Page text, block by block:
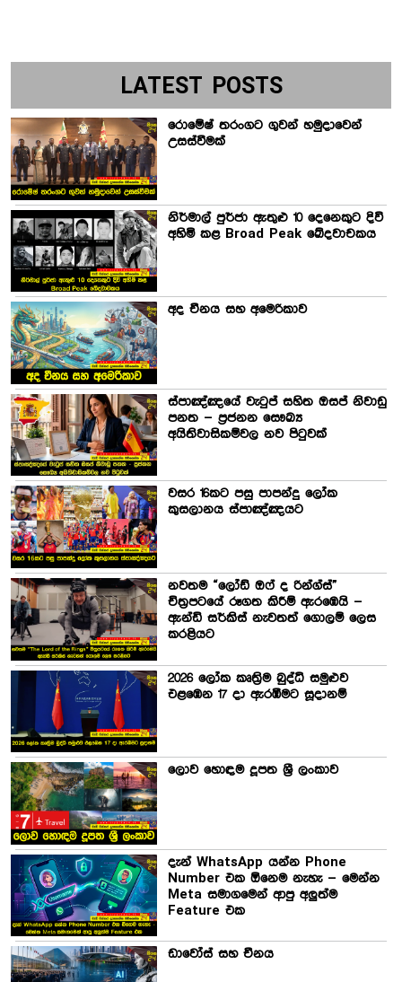
LATEST POSTS
රොමේෂ් තරංගට ගුවන් හමුදාවෙන්
උසස්වීමක්
නිර්මාල් පුර්ජා ඇතුළු 10 දෙනෙකුට දිවි
අහිමි කළ Broad Peak ඛේදවාචකය
අද චීනය සහ අමෙරිකාව
ස්පාඤ්ඤයේ වැටුප් සහිත ඔසප් නිවාඩු
පනත – ප්‍රජනන සෞඛ්‍ය
අයිතිවාසිකම්වල නව පිටුවක්
වසර 16කට පසු පාපන්දු ලෝක
කුසලානය ස්පාඤ්ඤයට
නවතම “ලෝඩ් ඔෆ් ද රින්ග්ස්”
චිත්‍රපටයේ රූගත කිරීම් ඇරඹෙයි –
ඇන්ඩි සර්කිස් නැවතත් ගොලම් ලෙස
කරළියට
2026 ලෝක කෘත්‍රිම බුද්ධි සමුළුව
එළඹෙන 17 දා ඇරඹීමට සූදානම්
ලොව හොඳම දූපත ශ්‍රී ලංකාව
දැන් WhatsApp යන්න Phone
Number එක ඕනෙම නැහැ – මෙන්න
Meta සමාගමෙන් ආපු අලුත්ම
Feature එක
ඩාවෝස් සහ චීනය